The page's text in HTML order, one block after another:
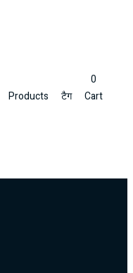
Products टैग
0
Cart